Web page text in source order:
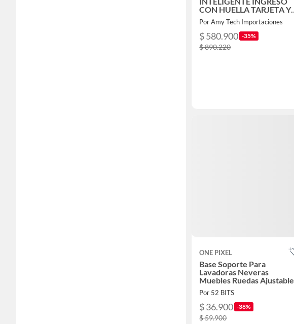
CON HUELLA TARJETA Y
CÓDIGO
Por Amy Tech Importaciones
$ 580.900 -35%
$ 890.220
ONE PIXEL
Base Soporte Para
Lavadoras Neveras
Muebles Ruedas Ajustable
Por 52 BITS
$ 36.900 -38%
$ 59.900